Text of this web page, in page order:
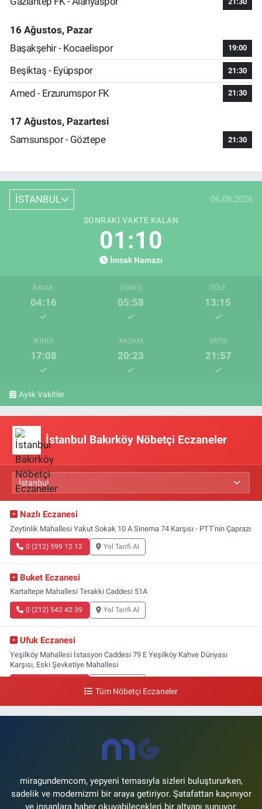
16 Ağustos, Pazar
Başakşehir - Kocaelispor
19:00
Beşiktaş - Eyüpspor 21:30
Amed - Erzurumspor FK 21:30
17 Ağustos, Pazartesi
Samsunspor - Göztepe
21:30
İSTANBUL 06.08.2026
SONRAKI VAKTE KALAN
01:10
İmsak Namazı
İMSAK
04:16
GÜNEŞ
05:58
ÖĞLE
13:15
İKINDI
17:08
AKŞAM
20:23
YATSI
21:57
Aylık Vakitler
İstanbul Bakırköy Nöbetçi Eczaneler
Nazlı Eczanesi
Zeytinlik Mahallesi Yakut Sokak 10 A Sinema 74 Karşısı - PTT'nin Çaprazı
0 (212) 599 12 12 Yol Tarifi Al
Buket Eczanesi
Kartaltepe Mahallesi Terakki Caddesi 51A
0 (212) 542 42 39 Yol Tarifi Al
Ufuk Eczanesi
Yeşilköy Mahallesi İstasyon Caddesi 79 E Yeşilköy Kahve Dünyası
Karşısı, Eski Şevketiye Mahallesi
Nimet Eczanesi
Yol Tarifi Al
Tüm Nöbetçi Eczaneler
miragundemcom, yepyeni temasıyla sizleri buluştururken,
sadelik ve modernizmi bir araya getiriyor. Şatafattan kaçınıyor
ve insanlara haber okuyabilecekleri bir altyapı sunuyor.